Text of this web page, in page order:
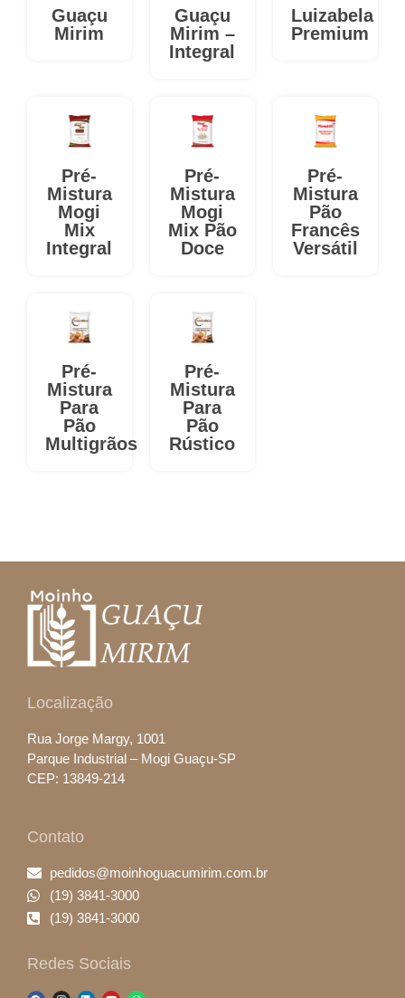
Guaçu
Mirim
Guaçu
Mirim –
Integral
Luizabela
Premium
Pré-
Mistura
Mogi
Mix
Integral
Pré-
Mistura
Mogi
Mix Pão
Doce
Pré-
Mistura
Pão
Francês
Versátil
Pré-
Mistura
Para
Pão
Multigrãos
Pré-
Mistura
Para
Pão
Rústico
Localização
Rua Jorge Margy, 1001
Parque Industrial – Mogi Guaçu-SP
CEP: 13849-214
Contato
pedidos@moinhoguacumirim.com.br
(19) 3841-3000
(19) 3841-3000
Redes Sociais